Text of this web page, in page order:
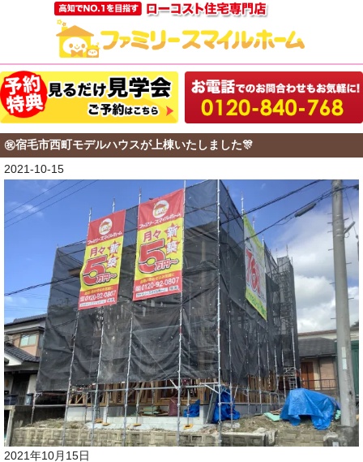
㊗宿毛市西町モデルハウスが上棟いたしました🎊
2021-10-15
2021年10月15日